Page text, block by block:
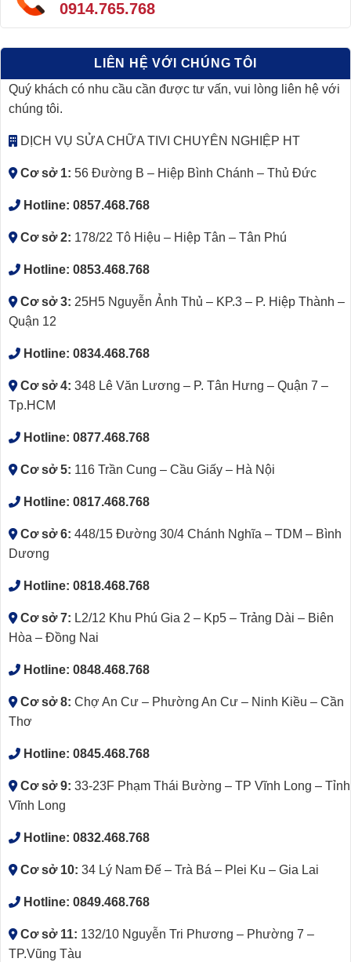
0914.765.768
LIÊN HỆ VỚI CHÚNG TÔI
Quý khách có nhu cầu cần được tư vấn, vui lòng liên hệ với
chúng tôi.
DỊCH VỤ SỬA CHỮA TIVI CHUYÊN NGHIỆP HT
Cơ sở 1: 56 Đường B – Hiệp Bình Chánh – Thủ Đức
Hotline: 0857.468.768
Cơ sở 2: 178/22 Tô Hiệu – Hiệp Tân – Tân Phú
Hotline: 0853.468.768
Cơ sở 3: 25H5 Nguyễn Ảnh Thủ – KP.3 – P. Hiệp Thành –
Quận 12
Hotline: 0834.468.768
Cơ sở 4: 348 Lê Văn Lương – P. Tân Hưng – Quận 7 –
Tp.HCM
Hotline: 0877.468.768
Cơ sở 5: 116 Trần Cung – Cầu Giấy – Hà Nội
Hotline: 0817.468.768
Cơ sở 6: 448/15 Đường 30/4 Chánh Nghĩa – TDM – Bình
Dương
Hotline: 0818.468.768
Cơ sở 7: L2/12 Khu Phú Gia 2 – Kp5 – Trảng Dài – Biên
Hòa – Đồng Nai
Hotline: 0848.468.768
Cơ sở 8: Chợ An Cư – Phường An Cư – Ninh Kiều – Cần
Thơ
Hotline: 0845.468.768
Cơ sở 9: 33-23F Phạm Thái Bường – TP Vĩnh Long – Tỉnh
Vĩnh Long
Hotline: 0832.468.768
Cơ sở 10: 34 Lý Nam Đế – Trà Bá – Plei Ku – Gia Lai
Hotline: 0849.468.768
Cơ sở 11: 132/10 Nguyễn Tri Phương – Phường 7 –
TP.Vũng Tàu